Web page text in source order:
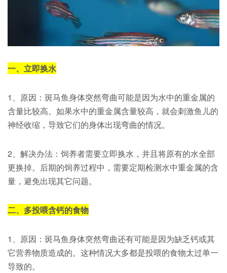
一、立即换水
1、原因：斑马鱼身体突然弯曲可能是因为水中的重金属的
含量比较高。如果水中的重金属含量较高，就会刺激鱼儿的
神经收缩，导致它们的身体出现弯曲的情况。
2、解决办法：饲养者需要立即换水，并且将原有的水全部
更换掉。后期的饲养过程中，需要定期检测水中重金属的含
量，避免出现其它问题。
二、多投喂含钙的食物
1、原因：斑马鱼身体突然弯曲还有可能是因为缺乏钙或其
它营养物质造成的。这种情况大多都是投喂的食物太过单一
导致的。